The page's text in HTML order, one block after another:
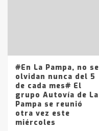
#En La Pampa, no se
olvidan nunca del 5
de cada mes# El
grupo Autovía de La
Pampa se reunió
otra vez este
miércoles